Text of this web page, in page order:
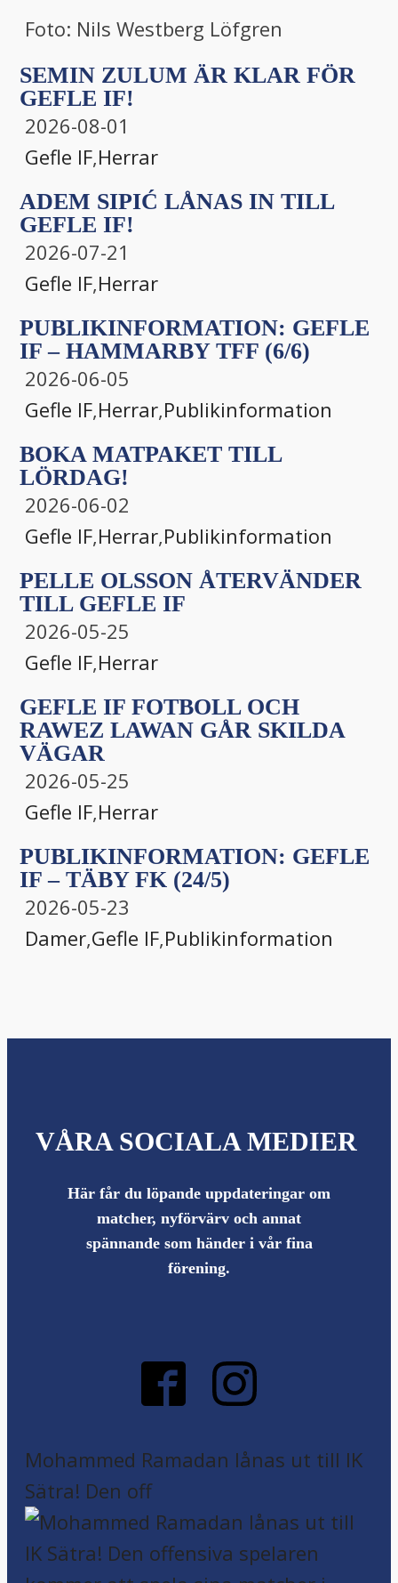
Foto: Nils Westberg Löfgren
SEMIN ZULUM ÄR KLAR FÖR
GEFLE IF!
2026-08-01
Gefle IF,Herrar
ADEM SIPIĆ LÅNAS IN TILL
GEFLE IF!
2026-07-21
Gefle IF,Herrar
PUBLIKINFORMATION: GEFLE
IF – HAMMARBY TFF (6/6)
2026-06-05
Gefle IF,Herrar,Publikinformation
BOKA MATPAKET TILL
LÖRDAG!
2026-06-02
Gefle IF,Herrar,Publikinformation
PELLE OLSSON ÅTERVÄNDER
TILL GEFLE IF
2026-05-25
Gefle IF,Herrar
GEFLE IF FOTBOLL OCH
RAWEZ LAWAN GÅR SKILDA
VÄGAR
2026-05-25
Gefle IF,Herrar
PUBLIKINFORMATION: GEFLE
IF – TÄBY FK (24/5)
2026-05-23
Damer,Gefle IF,Publikinformation
VÅRA SOCIALA MEDIER
Här får du löpande uppdateringar om
matcher, nyförvärv och annat
spännande som händer i vår fina
förening.
Mohammed Ramadan lånas ut till IK
Sätra! Den off